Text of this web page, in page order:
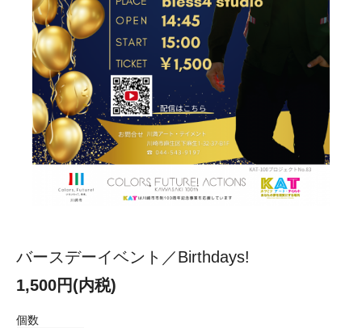
バースデーイベント／Birthdays!
1,500円(内税)
個数